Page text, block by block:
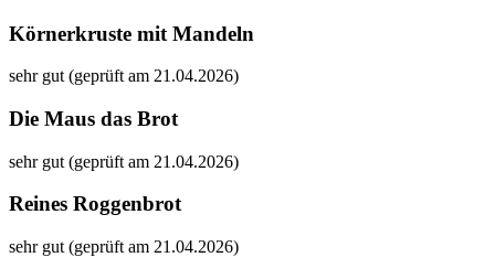
Körnerkruste mit Mandeln
sehr gut (geprüft am 21.04.2026)
Die Maus das Brot
sehr gut (geprüft am 21.04.2026)
Reines Roggenbrot
sehr gut (geprüft am 21.04.2026)